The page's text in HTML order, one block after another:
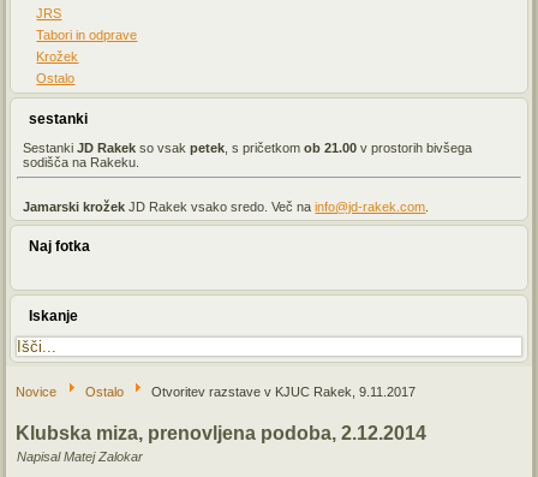
JRS
Tabori in odprave
Krožek
Ostalo
sestanki
SestankiJD Rakek so vsak petek , s pričetkomob 21.00 v prostorih bivšega
sodišča na Rakeku.
Jamarski krožek JD Rakek vsako sredo. Več nainfo@jd-rakek.com
Naj fotka
Iskanje
Novice Ostalo Otvoritev razstave v KJUC Rakek, 9.11.2017
Klubska miza, prenovljena podoba, 2.12.2014
Napisal Matej Zalokar